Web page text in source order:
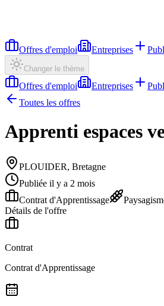
Offres d'emploi Entreprises
Changer le thème
Offres d'emploi Entreprises
Toutes les offres
Apprenti espaces
PLOUIDER, Bretagne
Publiée il y a 2 mois
Contrat d'Apprentissage
Détails de l'offre
Contrat
Contrat d'Apprentissage